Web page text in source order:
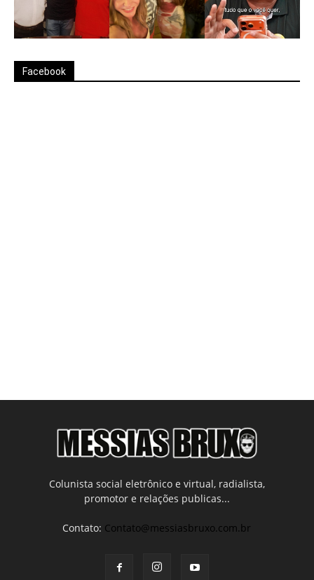
Facebook
Colunista social eletrônico e virtual, radialista,
promotor e relações publicas...
Contato: Contato@messiasbruxo.com.br